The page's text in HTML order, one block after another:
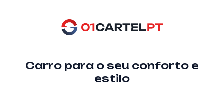
Carro para o seu conforto e
estilo